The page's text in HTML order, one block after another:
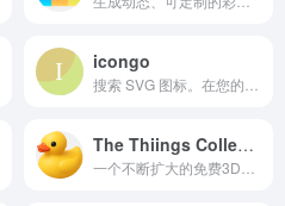
icongo
The Thiings Collection